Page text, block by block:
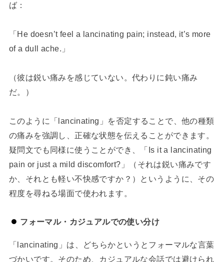
ば：
「He doesn’t feel a lancinating pain; instead, it’s more
of a dull ache.」
（彼は鋭い痛みを感じていない。代わりに鈍い痛み
だ。）
このように「lancinating」を否定することで、他の種類
の痛みを強調し、正確な状態を伝えることができます。
疑問文でも同様に使うことができ、「Is it a lancinating
pain or just a mild discomfort?」（それは鋭い痛みです
か、それとも軽い不快感ですか？）というように、その
程度を尋ねる場面で使われます。
フォーマル・カジュアルでの使い分け
「lancinating」は、どちらかというとフォーマルな言葉
づかいです。そのため、カジュアルな会話では避けられ